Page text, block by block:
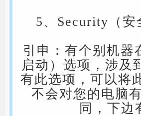
5、Security（
引申：有个别机器
启动）选项，涉及
有此选项，可以将
不会对您的电脑
同，下边